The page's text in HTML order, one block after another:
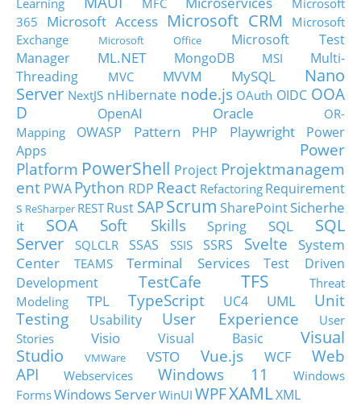
Learning
MFC
Microsoft
365
Microsoft Access Microsoft CRM
Microsoft
Exchange
Microsoft Office
Microsoft Test
Manager
ML.NET MongoDB MSI
Multi-
Threading
MVC MVVM MySQL
Nano
Server NextJS nHibernate node.js OAuth OIDC OOA
D
OpenAI Oracle
OR-
Mapping
OWASP Pattern PHP Playwright
Power
Apps
Power
Platform PowerShell Project Projektmanagem
ent PWA Python RDP React Refactoring Requirement
s ReSharper RESTRust SAPScrum SharePointSicherhe
it
SOA Soft Skills Spring SQL
SQL
Server
SQLCLR SSAS SSIS SSRS Svelte
System
Center
TEAMS Terminal Services
Test Driven
Development
TestCafe TFS
Threat
Modeling
TPL TypeScript UC4 UML
Unit
Testing
Usability User Experience
User
Stories
Visio Visual Basic
Visual
Studio
VMWare VSTO Vue.js WCF
Web
API
Webservices Windows 11
Windows
FormsWindows ServerWinUI WPFXAMLXML